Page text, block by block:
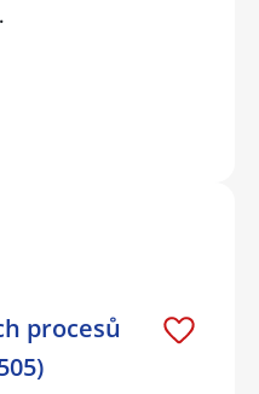
procesů